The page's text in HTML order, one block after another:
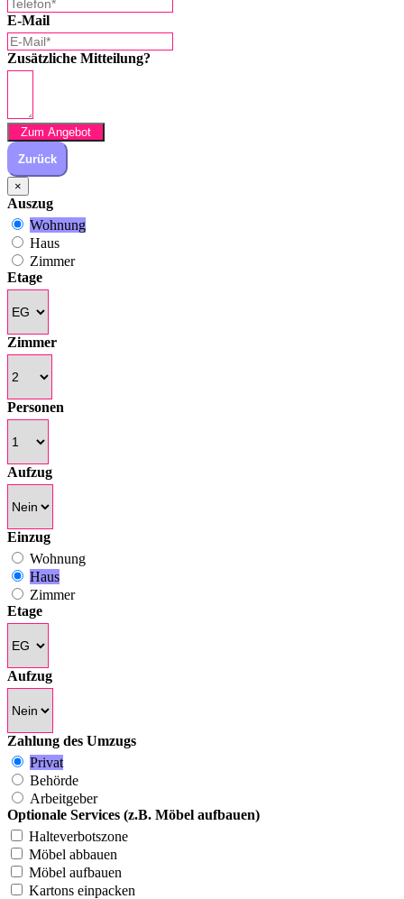
E-Mail
Zusätzliche Mitteilung?
Zum Angebot
Zurück
×
Auszug
Wohnung
Haus
Zimmer
Etage
Zimmer
Personen
Aufzug
Einzug
Wohnung
Haus
Zimmer
Etage
Aufzug
Zahlung des Umzugs
Privat
Behörde
Arbeitgeber
Optionale Services (z.B. Möbel aufbauen)
Halteverbotszone
Möbel abbauen
Möbel aufbauen
Kartons einpacken